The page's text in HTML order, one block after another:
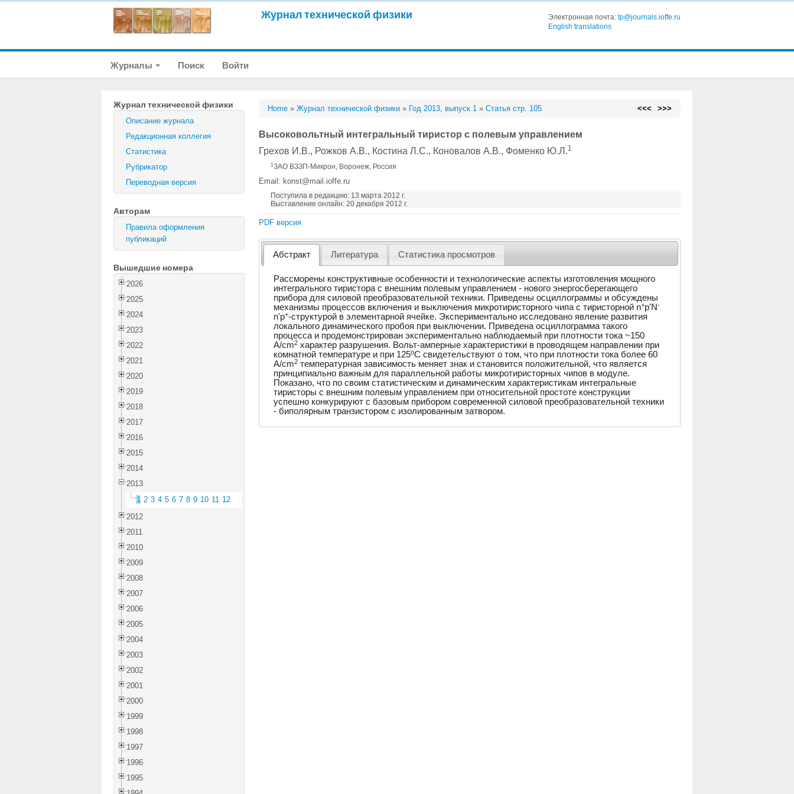
Журнал технической физики Электронная почта: tp@journals.ioffe.ru
English translations
Журналы Поиск Войти
Журнал технической физики
Описание журнала
Редакционная коллегия
Статистика
Рубрикатор
Переводная версия
Авторам
Правила оформления
публикаций
Вышедшие номера
2026
2025
2024
2023
2022
2021
2020
2019
2018
2017
2016
2015
2014
2013
1 2 3 4 5 6 7 8 9 10 11 12
2012
2011
2010
2009
2008
2007
2006
2005
2004
2003
2002
2001
2000
1999
1998
1997
1996
1995
Home »Журнал технической физики » Год 2013, выпуск 1 »Статья стр. 105 <<< >>>
Высоковольтный интегральный тиристор с полевым управлением
Грехов И.В., Рожков А.В., Костина Л.С., Коновалов А.В., Фоменко Ю.Л.1
1ЗАО ВЗЗП-Микрон, Воронеж, Россия
Email: konst@mail.ioffe.ru
Поступила в редакцию: 13 марта 2012 г.
Выставление онлайн: 20 декабря 2012 г.
PDF версия
Абстракт Литература Статистика просмотров
Рассморены конструктивные особенности и технологические аспекты изготовления мощного
интегрального тиристора с внешним полевым управлением - нового энергосберегающего
прибора для силовой преобразовательной техники. Приведены осциллограммы и обсуждены
механизмы процессов включения и выключения микротиристорного чипа с тиристорной n+p'N-
n'p+-структурой в элементарной ячейке. Экспериментально исследовано явление развития
локального динамического пробоя при выключении. Приведена осциллограмма такого
процесса и продемонстрирован экспериментально наблюдаемый при плотности тока ~150
A/cm2характер разрушения. Вольт-амперные характеристики в проводящем направлении при
комнатной температуре и при 125oC свидетельствуют о том, что при плотности тока более 60
A/cm2температурная зависимость меняет знак и становится положительной, что является
принципиально важным для параллельной работы микротиристорных чипов в модуле.
Показано, что по своим статистическим и динамическим характеристикам интегральные
тиристоры с внешним полевым управлением при относительной простоте конструкции
успешно конкурируют с базовым прибором современной силовой преобразовательной техники
- биполярным транзистором с изолированным затвором.